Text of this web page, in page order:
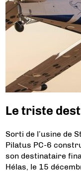
Le triste
Sorti de l’usine de
Pilatus PC-6
son destinataire
Hélas, le 15